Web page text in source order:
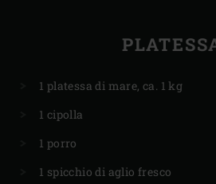
1 platessa di mare, ca. 1 kg
1 cipolla
1 porro
1 spicchio di aglio fresco